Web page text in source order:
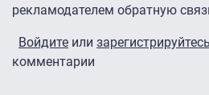
рекламодателем обратную
Войдите или зарегистрируйтесь
комментарии